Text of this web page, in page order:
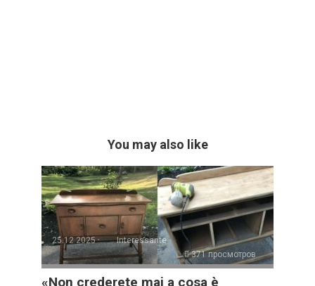
You may also like
25.12.2025
Interessante
371 просмотров
«Non crederete mai a cosa è